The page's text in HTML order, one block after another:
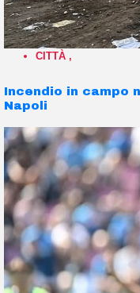
CITTÀ ,
Incendio in campo
Napoli